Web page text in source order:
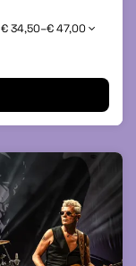
€ 34,50–€ 47,00